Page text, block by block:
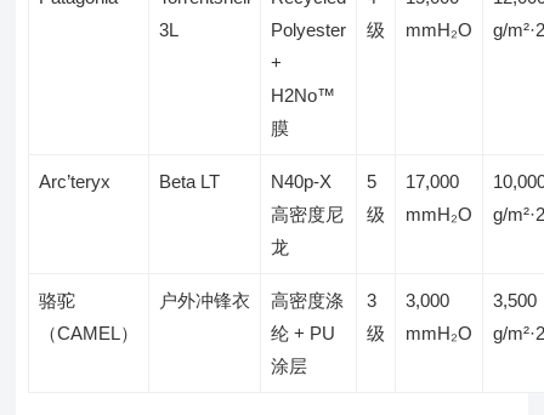
3L
Polyester
+
H2No™
膜
级
mmH₂O
g/
Arc’teryx Beta LT
N40p-X
高密度尼
龙
5
级
17,000
mmH₂O
g/
骆驼
（CAMEL）
户外冲锋衣
高密度涤
纶 + PU
涂层
3
级
3,000
mmH₂O
3,500
g/